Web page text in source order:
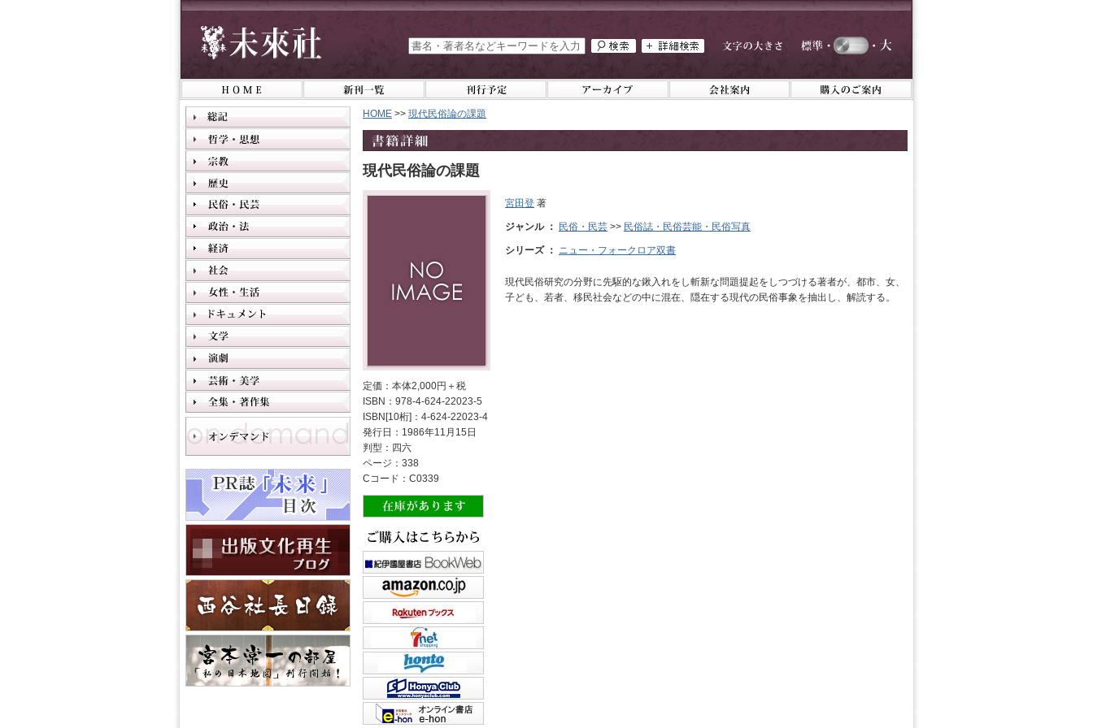
HOME >> 現代民俗論の課題
現代民俗論の課題
定価：本体2,000円＋税
ISBN：978-4-624-22023-5
ISBN[10桁]：4-624-22023-4
発行日：1986年11月15日
判型：四六
ページ：338
Cコード：C0339
宮田登 著
ジャンル ： 民俗・民芸 >> 民俗誌・民俗芸能・民俗写真
シリーズ ： ニュー・フォークロア双書
現代民俗研究の分野に先駆的な鍬入れをし斬新な問題提起をしつづける著者が、都市、女、
子ども、若者、移民社会などの中に混在、隠在する現代の民俗事象を抽出し、解読する。